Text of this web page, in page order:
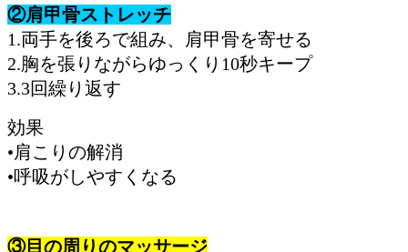
②肩甲骨ストレッチ
1.両手を後ろで組み、肩甲骨を寄せる
2.胸を張りながらゆっくり10秒キープ
3.3回繰り返す
効果
•肩こりの解消
•呼吸がしやすくなる
③目の周りのマッサージ